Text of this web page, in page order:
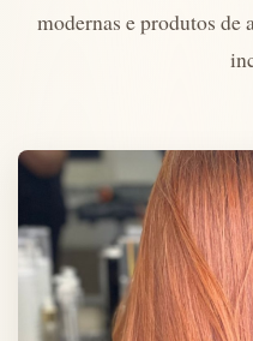
modernas e produtos de